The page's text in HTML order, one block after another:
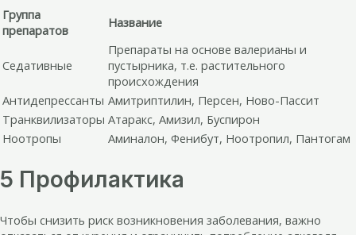
Группа
препаратов
Название
Седативные
Препараты на основе валерианы и
пустырника, т.е. растительного
происхождения
Антидепрессанты Амитриптилин, Персен, Ново-Пассит
Транквилизаторы Атаракс, Амизил, Буспирон
Ноотропы
Аминалон, Фенибут, Ноотропил, Пантогам
5 Профилактика
Чтобы снизить риск возникновения заболевания, важно